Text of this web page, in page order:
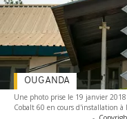
Une photo prise le 19 janvier
Cobalt 60 en cours d'installation
OUGANDA